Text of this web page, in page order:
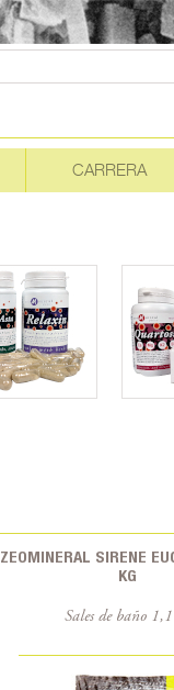
CARRERA
ZEOMINERAL SIRENE
KG
Sales de baño